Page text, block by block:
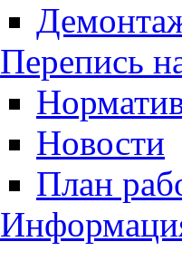
Перепись
Новости
План